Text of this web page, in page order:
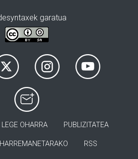
garatua
LEGE OHARRA PUBLIZITATEA
HARREMANETARAKO RSS